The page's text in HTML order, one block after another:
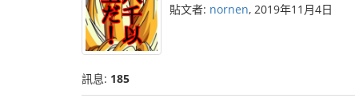
貼文者: nornen, 2019年11月4日
訊息: 185